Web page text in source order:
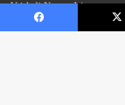
Vaishali Nagar, Jaipur
Rajasthan - 302021